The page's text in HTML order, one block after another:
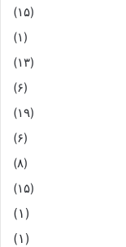
(۱۵)
(۱)
(۱۳)
(۶)
(۱۹)
(۶)
(۸)
(۱۵)
(۱)
(۱)